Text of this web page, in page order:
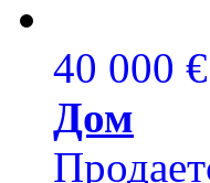
40 000 €
Дом